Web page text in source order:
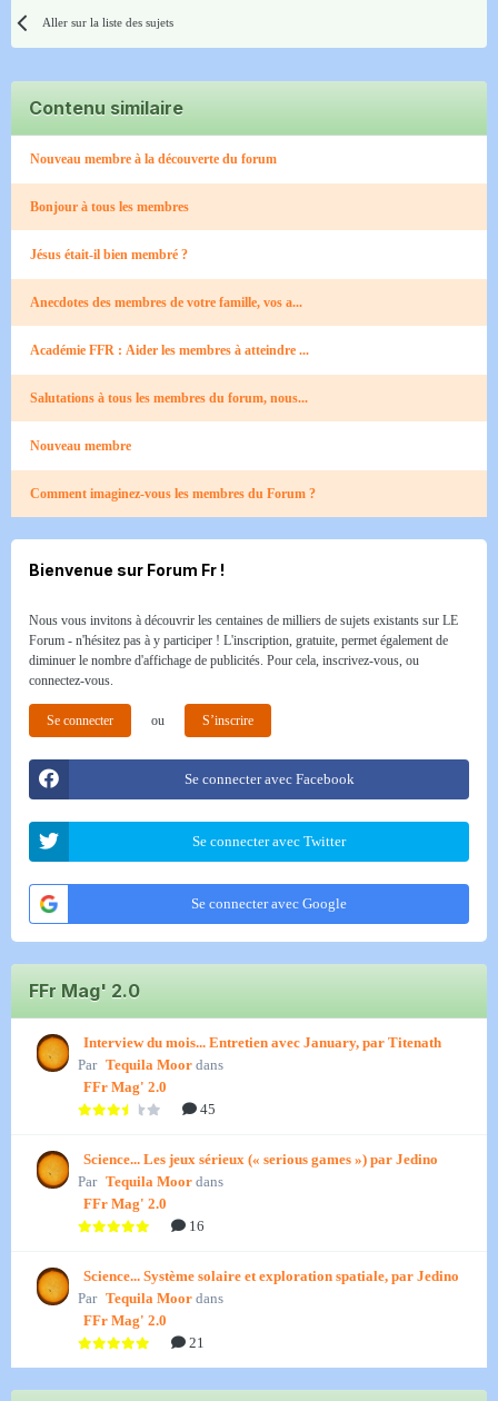
Aller sur la liste des sujets
Contenu similaire
Nouveau membre à la découverte du forum
Bonjour à tous les membres
Jésus était-il bien membré ?
Anecdotes des membres de votre famille, vos a...
Académie FFR : Aider les membres à atteindre ...
Salutations à tous les membres du forum, nous...
Nouveau membre
Comment imaginez-vous les membres du Forum ?
Bienvenue sur Forum Fr !
Nous vous invitons à découvrir les centaines de milliers de sujets existants sur LE
Forum - n'hésitez pas à y participer ! L'inscription, gratuite, permet également de
diminuer le nombre d'affichage de publicités. Pour cela, inscrivez-vous, ou
connectez-vous.
Se connecter ou S’inscrire
Se connecter avec Facebook
Se connecter avec Twitter
Se connecter avec Google
FFr Mag' 2.0
Interview du mois... Entretien avec January, par Titenath
Par Tequila Moor dans
FFr Mag' 2.0
45
Science... Les jeux sérieux (« serious games ») par Jedino
Par Tequila Moor dans
FFr Mag' 2.0
16
Science... Système solaire et exploration spatiale, par Jedino
Par Tequila Moor dans
FFr Mag' 2.0
21